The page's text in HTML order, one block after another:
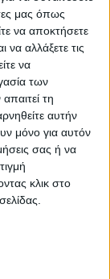
μας όπως
να αποκτήσετε
αλλάξετε τις
να
των
τη
αυτήν
μόνο για αυτόν
σας ή να
κλικ στο